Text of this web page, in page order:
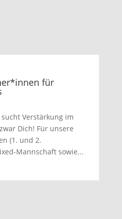
für
Verstärkung im
Dich! Für unsere
(1. und 2.
Mannschaft sowie...